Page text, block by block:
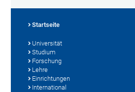
Startseite
Universität
Studium
Forschung
Lehre
Einrichtungen
International